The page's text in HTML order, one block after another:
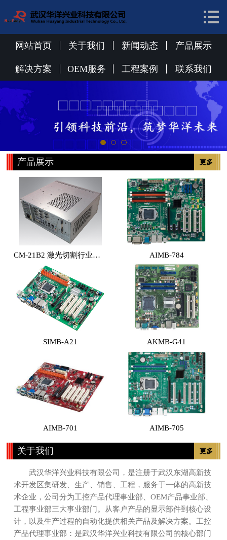
关于我们
新闻动态
解决方案
OEM服务
工程案例
联系我们

网站首页 关于我们 新闻动态 产品展示
解决方案 OEM服务 工程案例 联系我们
更多
产品展示
CM-21B2 激光切割行业专用工控机 （体积小，性能高，价格实惠） AIMB-784
SIMB-A21 AKMB-G41
AIMB-701 AIMB-705
更多
关于我们
武汉华洋兴业科技有限公司，是注册于武汉东湖高新技
术开发区集研发、生产、销售、工程，服务于一体的高新技
术企业，公司分为工控产品代理事业部、OEM产品事业部、
工程事业部三大事业部门。从客户产品的显示部件到核心设
计，以及生产过程的自动化提供相关产品及解决方案。工控
产品代理事业部：是武汉华洋兴业科技有限公司的核心部门